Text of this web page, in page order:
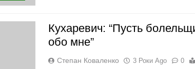
Кухаревич: “Пусть
обо мне”
Степан Коваленко 3 Роки Ago 0